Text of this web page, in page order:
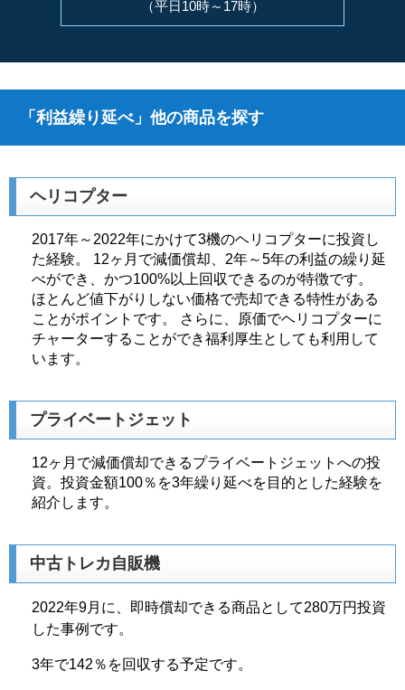
（平日10時～17時）
「利益繰り延べ」他の商品を探す
ヘリコプター
2017年～2022年にかけて3機のヘリコプターに投資し
た経験。 12ヶ月で減価償却、2年～5年の利益の繰り延
べができ、かつ100%以上回収できるのが特徴です。
ほとんど値下がりしない価格で売却できる特性がある
ことがポイントです。 さらに、原価でヘリコプターに
チャーターすることができ福利厚生としても利用して
います。
プライベートジェット
12ヶ月で減価償却できるプライベートジェットへの投
資。投資金額100％を3年繰り延べを目的とした経験を
紹介します。
中古トレカ自販機
2022年9月に、即時償却できる商品として280万円投資
した事例です。
3年で142％を回収する予定です。